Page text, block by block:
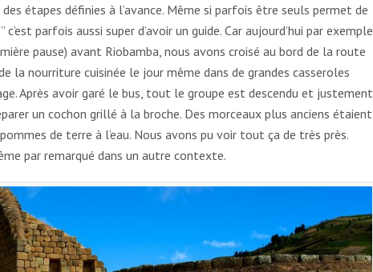
étapes définies à l’avance. Même si parfois être seuls permet de
parfois aussi super d’avoir un guide. Car aujourd’hui par exemple
pause) avant Riobamba, nous avons croisé au bord de la route
la nourriture cuisinée le jour même dans de grandes casseroles
Après avoir garé le bus, tout le groupe est descendu et justement
un cochon grillé à la broche. Des morceaux plus anciens étaient
de terre à l’eau. Nous avons pu voir tout ça de très près.
par remarqué dans un autre contexte.